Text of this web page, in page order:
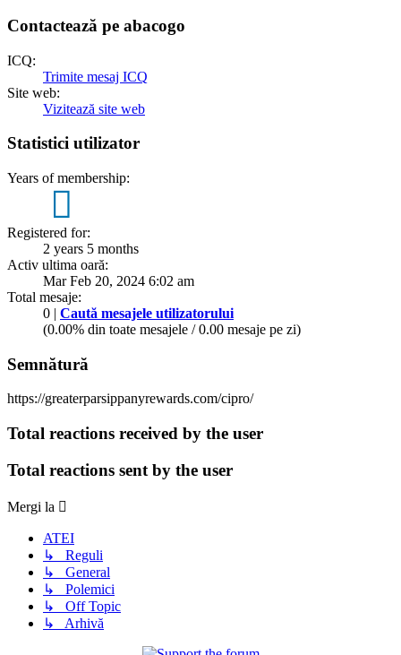
Contactează pe abacogo
ICQ:
Trimite mesaj ICQ
Site web:
Vizitează site web
Statistici utilizator
Years of membership:
Registered for:
2 years 5 months
Activ ultima oară:
Mar Feb 20, 2024 6:02 am
Total mesaje:
0 | Caută mesajele utilizatorului
(0.00% din toate mesajele / 0.00 mesaje pe zi)
Semnătură
https://greaterparsippanyrewards.com/cipro/
Total reactions received by the user
Total reactions sent by the user
Mergi la
ATEI
↳ Reguli
↳ General
↳ Polemici
↳ Off Topic
↳ Arhivă